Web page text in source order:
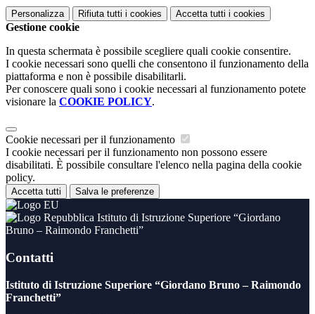
Personalizza Rifiuta tutti i cookies Accetta tutti i cookies
Gestione cookie
In questa schermata è possibile scegliere quali cookie consentire.
I cookie necessari sono quelli che consentono il funzionamento della
piattaforma e non è possibile disabilitarli.
Per conoscere quali sono i cookie necessari al funzionamento potete
visionare la COOKIE POLICY.
Cookie necessari per il funzionamento
I cookie necessari per il funzionamento non possono essere
disabilitati. È possibile consultare l'elenco nella pagina della cookie
policy.
Accetta tutti Salva le preferenze
Istituto di Istruzione Superiore “Giordano
Bruno – Raimondo Franchetti”
Contatti
Istituto di Istruzione Superiore “Giordano Bruno – Raimondo
Franchetti”